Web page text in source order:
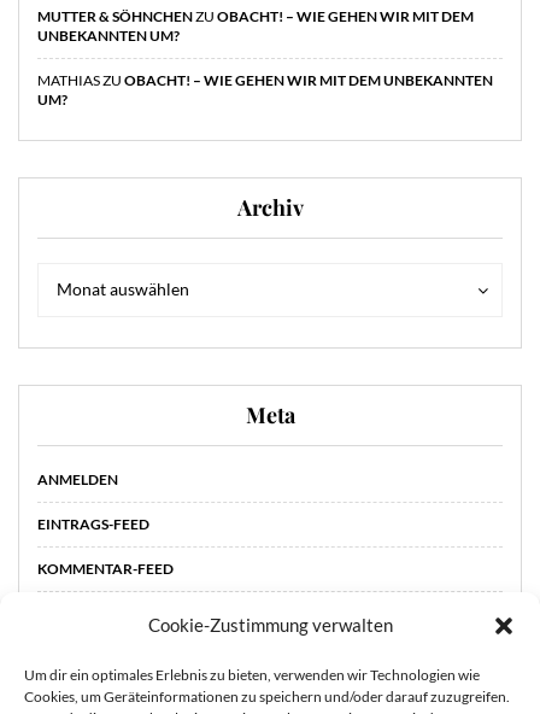
Cookie-Zustimmung verwalten
Um dir ein optimales Erlebnis zu bieten, verwenden wir Technologien wie
Cookies, um Geräteinformationen zu speichern und/oder darauf zuzugreifen.
MUTTER & SÖHNCHENZU OBACHT! – WIE GEHEN WIR MIT DEM
UNBEKANNTEN UM?
MATHIASZU OBACHT! – WIE GEHEN WIR MIT DEM UNBEKANNTEN
UM?
Archiv
Monat auswählen
Meta
ANMELDEN
EINTRAGS-FEED
KOMMENTAR-FEED